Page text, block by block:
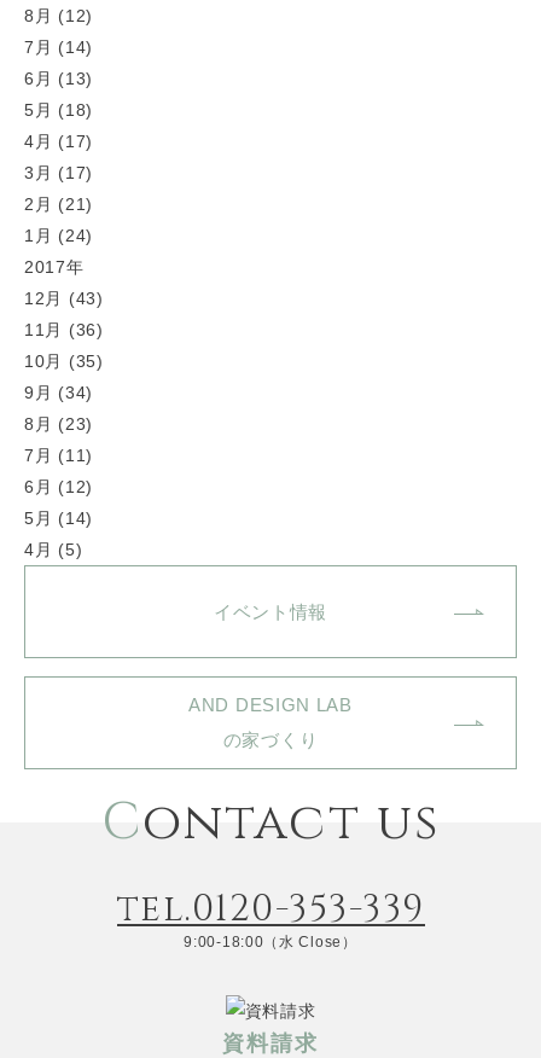
8月 (12)
7月 (14)
6月 (13)
5月 (18)
4月 (17)
3月 (17)
2月 (21)
1月 (24)
2017年
12月 (43)
11月 (36)
10月 (35)
9月 (34)
8月 (23)
7月 (11)
6月 (12)
5月 (14)
4月 (5)
イベント情報
AND DESIGN LAB
の家づくり
Contact us
tel.0120-353-339
9:00-18:00（水 Close）
資料請求